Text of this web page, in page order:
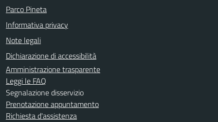
Parco Pineta
Informativa privacy
Note legali
Dichiarazione di accessibilità
Amministrazione trasparente
Leggi le FAQ
Segnalazione disservizio
Prenotazione appuntamento
Richiesta d'assistenza